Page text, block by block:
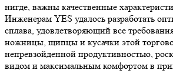
нигде, важны качественные
Инженерам YES удалось разработать
сплава, удовлетворяющий все
ножницы, щипцы и кусачки этой
непревзойденной продуктивностью,
видом и максимальным комфортом в